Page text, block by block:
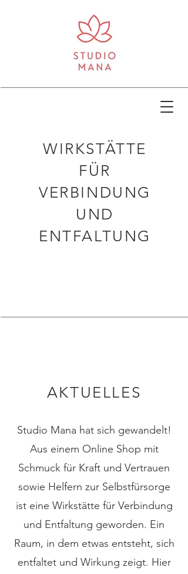
WIRKSTÄTTE
FÜR
VERBINDUNG
UND
ENTFALTUNG
AKTUELLES
Studio Mana hat sich gewandelt!
Aus einem Online Shop mit
Schmuck für Kraft und Vertrauen
sowie Helfern zur Selbstfürsorge
ist eine Wirkstätte für Verbindung
und Entfaltung geworden. Ein
Raum, in dem etwas entsteht, sich
entfaltet und Wirkung zeigt. Hier